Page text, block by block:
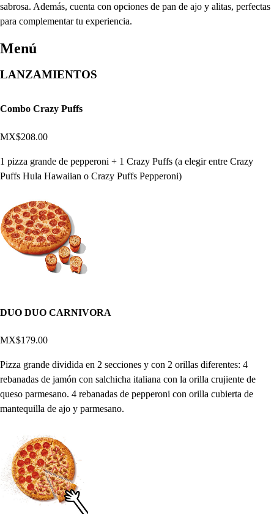
sabrosa. Además, cuenta con opciones de pan de ajo y alitas, perfectas
para complementar tu experiencia.
Menú
LANZAMIENTOS
Combo Crazy Puffs
MX$208.00
1 pizza grande de pepperoni + 1 Crazy Puffs (a elegir entre Crazy
Puffs Hula Hawaiian o Crazy Puffs Pepperoni)
DUO DUO CARNIVORA
MX$179.00
Pizza grande dividida en 2 secciones y con 2 orillas diferentes: 4
rebanadas de jamón con salchicha italiana con la orilla crujiente de
queso parmesano. 4 rebanadas de pepperoni con orilla cubierta de
mantequilla de ajo y parmesano.